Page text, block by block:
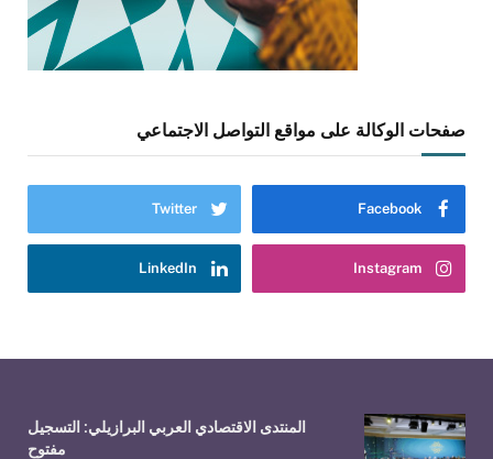
صفحات الوكالة على مواقع التواصل الاجتماعي
Facebook
Twitter
Instagram
LinkedIn
المنتدى الاقتصادي العربي البرازيلي: التسجيل
مفتوح